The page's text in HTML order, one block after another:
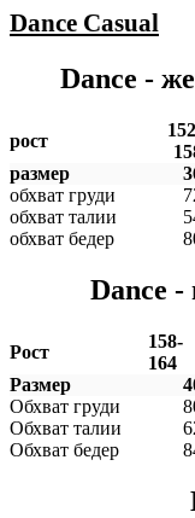
Dance Casual
Dance -
рост
размер
обхват груди
обхват талии
обхват бедер
Dance
Рост
158-
164
Размер
Обхват груди
Обхват талии
Обхват бедер